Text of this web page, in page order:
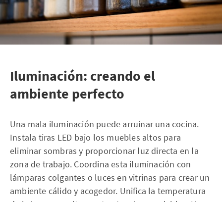
Iluminación: creando el
ambiente perfecto
Una mala iluminación puede arruinar una cocina.
Instala tiras LED bajo los muebles altos para
eliminar sombras y proporcionar luz directa en la
zona de trabajo. Coordina esta iluminación con
lámparas colgantes o luces en vitrinas para crear un
ambiente cálido y acogedor. Unifica la temperatura